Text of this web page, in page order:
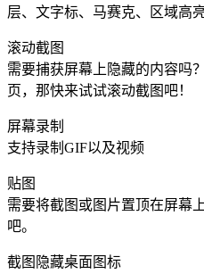
层、文字标、马赛克、区域高
滚动截图
需要捕获屏幕上隐藏的内容吗
页，那快来试试滚动截图吧！
屏幕录制
支持录制GIF以及视频
贴图
需要将截图或图片置顶在屏幕
吧。
截图隐藏桌面图标